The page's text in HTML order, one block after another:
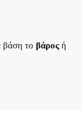
βάση το βάροςή